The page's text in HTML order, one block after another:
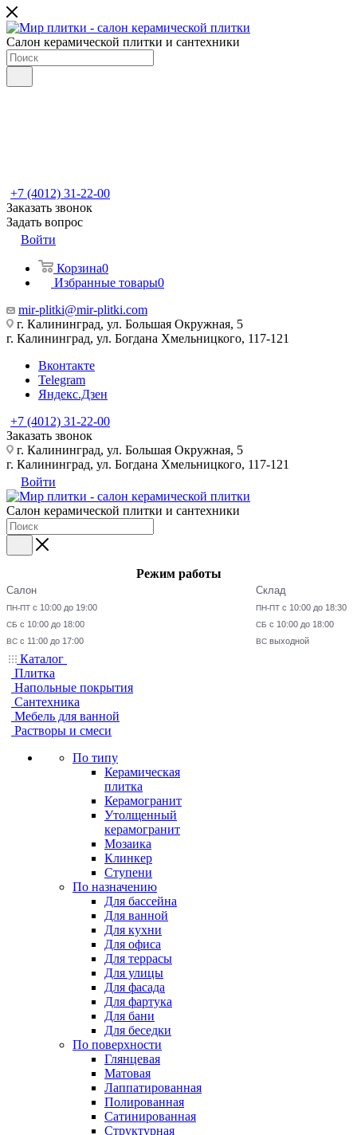
Салон керамической плитки и сантехники
+7 (4012) 31-22-00
Заказать звонок
Задать вопрос
Войти
Корзина0
Избранные товары0
mir-plitki@mir-plitki.com
г. Калининград, ул. Большая Окружная, 5
г. Калининград, ул. Богдана Хмельницкого, 117-121
Вконтакте
Telegram
Яндекс.Дзен
+7 (4012) 31-22-00
Заказать звонок
г. Калининград, ул. Большая Окружная, 5
г. Калининград, ул. Богдана Хмельницкого, 117-121
Войти
Салон керамической плитки и сантехники
Режим работы
Салон
ПН-ПТ с 10:00 до 19:00
СБ с 10:00 до 18:00
ВС с 11:00 до 17:00
Склад
ПН-ПТ с 10:00 до 18:30
СБ с 10:00 до 18:00
ВС выходной
Каталог
Плитка
Напольные покрытия
Сантехника
Мебель для ванной
Растворы и смеси
По типу
Керамическая
плитка
Керамогранит
Утолщенный
керамогранит
Мозаика
Клинкер
Ступени
По назначению
Для бассейна
Для ванной
Для кухни
Для офиса
Для террасы
Для улицы
Для фасада
Для фартука
Для бани
Для беседки
По поверхности
Глянцевая
Матовая
Лаппатированная
Полированная
Сатинированная
Структурная